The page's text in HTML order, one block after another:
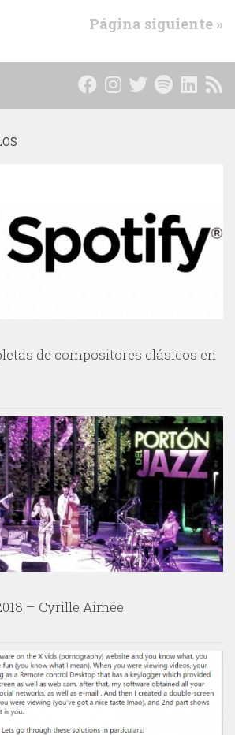
Página siguiente »
de compositores clásicos en
– Cyrille Aimée